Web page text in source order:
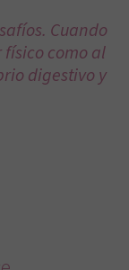
Cuando
como al
digestivo y